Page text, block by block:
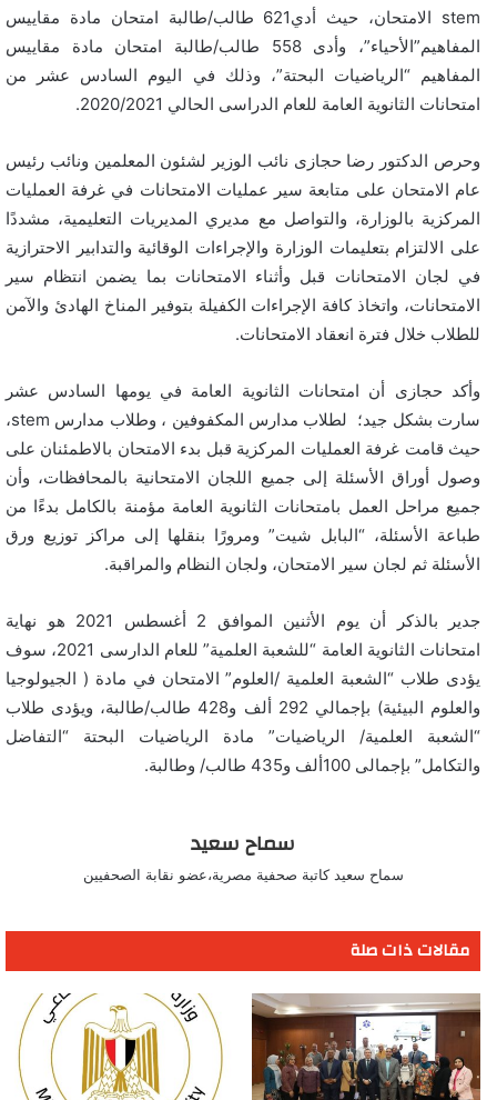
stem الامتحان، حيث أدي621 طالب/طالبة امتحان مادة مقاييس
المفاهيم”الأحياء”، وأدى 558 طالب/طالبة امتحان مادة مقاييس
المفاهيم “الرياضيات البحتة”، وذلك في اليوم السادس عشر من
امتحانات الثانوية العامة للعام الدراسى الحالي 2020/2021.
وحرص الدكتور رضا حجازى نائب الوزير لشئون المعلمين ونائب رئيس
عام الامتحان على متابعة سير عمليات الامتحانات في غرفة العمليات
المركزية بالوزارة، والتواصل مع مديري المديريات التعليمية، مشددًا
على الالتزام بتعليمات الوزارة والإجراءات الوقائية والتدابير الاحترازية
في لجان الامتحانات قبل وأثناء الامتحانات بما يضمن انتظام سير
الامتحانات، واتخاذ كافة الإجراءات الكفيلة بتوفير المناخ الهادئ والآمن
للطلاب خلال فترة انعقاد الامتحانات.
وأكد حجازى أن امتحانات الثانوية العامة في يومها السادس عشر
سارت بشكل جيد؛ لطلاب مدارس المكفوفين ، وطلاب مدارس stem،
حيث قامت غرفة العمليات المركزية قبل بدء الامتحان بالاطمئنان على
وصول أوراق الأسئلة إلى جميع اللجان الامتحانية بالمحافظات، وأن
جميع مراحل العمل بامتحانات الثانوية العامة مؤمنة بالكامل بدءًا من
طباعة الأسئلة، “البابل شيت” ومرورًا بنقلها إلى مراكز توزيع ورق
الأسئلة ثم لجان سير الامتحان، ولجان النظام والمراقبة.
جدير بالذكر أن يوم الأثنين الموافق 2 أغسطس 2021 هو نهاية
امتحانات الثانوية العامة “للشعبة العلمية” للعام الدارسى 2021، سوف
يؤدى طلاب “الشعبة العلمية /العلوم” الامتحان في مادة ( الجيولوجيا
والعلوم البيئية) بإجمالي 292 ألف و428 طالب/طالبة، ويؤدى طلاب
“الشعبة العلمية/ الرياضيات” مادة الرياضيات البحتة “التفاضل
والتكامل” بإجمالى 100ألف و435 طالب/ وطالبة.
سماح سعيد
سماح سعيد كاتبة صحفية مصرية،عضو نقابة الصحفيين
مقالات ذات صلة